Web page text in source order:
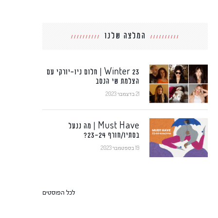
המלצה שלנו
Winter 23 | חלום ניו-יורקי עם
הצלמת שי הנסב
21 בדצמבר 2023
Must Have | מה ננעל
בסתיו/חורף 23-24?
19 בספטמבר 2023
לכל הפוסטים